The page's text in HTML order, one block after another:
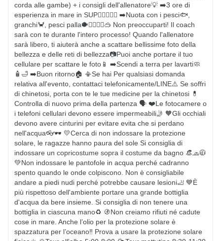
corda alle gambe) + i consigli dell'allenatore💡 ➡️3 ore di
esperienza in mare in SUP🚣🏻‍♀️🚣‍♂️ ➡️Nuota con i pesci🐟,
granchi🦀️, pesci palla🐡🧜‍♀🧜‍♂🥽 Non preoccuparti! Il coach
sarà con te durante l'intero processo! Quando l'allenatore
sarà libero, ti aiuterà anche a scattare bellissime foto della
bellezza e delle reti di bellezza📷Puoi anche portare il tuo
cellulare per scattare le foto📱 ➡️Scendi a terra per lavarti🧼
🧴🛁 ➡️Buon ritorno🏠 📳Se hai Per qualsiasi domanda
relativa all'evento, contattaci telefonicamente/LINE⚠️ Se soffri
di chinetosi, porta con te le tue medicine per la chinetosi 💊
Controlla di nuovo prima della partenza 🗣 ❤️Le fotocamere o
i telefoni cellulari devono essere impermeabili🤳 🧡Gli occhiali
devono avere cinturini per evitare evita che si perdano
nell'acqua👓🕶 💛Cerca di non indossare la protezione
solare, le ragazze hanno paura del sole Si consiglia di
indossare un copricostume sopra il costume da bagno 👒🧢🧥
💚Non indossare le pantofole in acqua perché cadranno
spento quando le onde colpiscono. Non è consigliabile
andare a piedi nudi perché potrebbe causare lesioni🦶 💙È
più rispettoso dell'ambiente portare una grande bottiglia
d'acqua da bere insieme. Si consiglia di non tenere una
bottiglia in ciascuna mano♻️ 🚯Non creiamo rifiuti né cadute
cose in mare. Anche l’olio per la protezione solare è
spazzatura per l’oceano‼ ️Prova a usare la protezione solare